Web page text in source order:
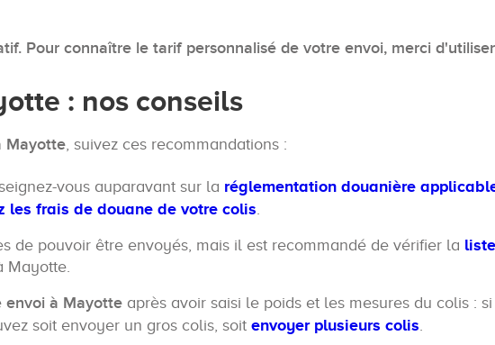
Pour connaître le tarif personnalisé de votre envoi, merci
: nos conseils
Mayotte, suivez ces recommandations :
vous auparavant sur la réglementation douanière
les frais de douane de votre colis.
de pouvoir être envoyés, mais il est recommandé de vérifier la
Mayotte.
envoi à Mayotte après avoir saisi le poids et les mesures du colis :
soit envoyer un gros colis, soit envoyer plusieurs colis.